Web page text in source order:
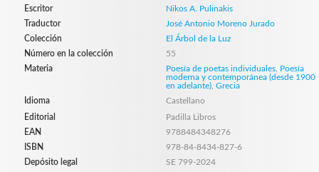
Escritor
Nikos A. Pulinakis
Traductor
José Antonio Moreno Jurado
Colección
El Árbol de la Luz
Número en la colección
55
Materia
Poesía de poetas individuales, Poesía
moderna y contemporánea (desde 1900
en adelante), Grecia
Idioma
Castellano
Editorial
Padilla Libros
EAN
9788484348276
ISBN
978-84-8434-827-6
Depósito legal
SE 799-2024